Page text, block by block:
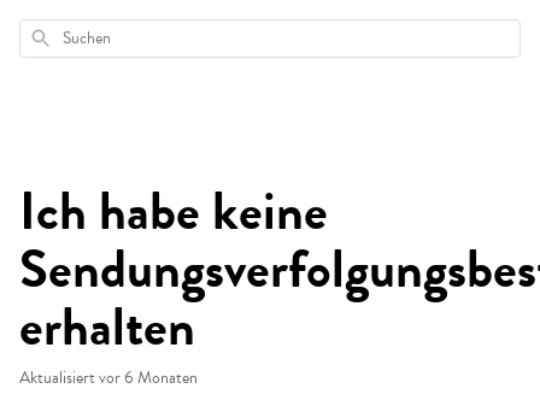
Suchen
Ich habe keine
erhalten
Aktualisiertvor 6 Monaten